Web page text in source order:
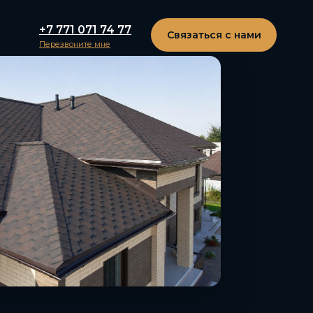
+7 771 071 74 77
Перезвоните мне
Связаться с нами